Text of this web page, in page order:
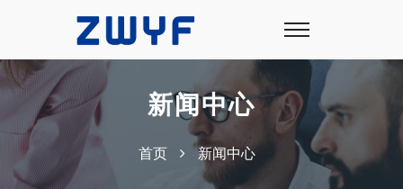
新闻中心
首页 新闻中心